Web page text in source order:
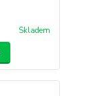
Skladem